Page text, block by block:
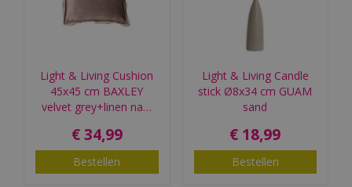
Light & Living Cushion
45x45 cm BAXLEY
velvet grey+linen na…
€ 34,99
Bestellen
Light & Living Candle
stick Ø8x34 cm GUAM
sand
€ 18,99
Bestellen